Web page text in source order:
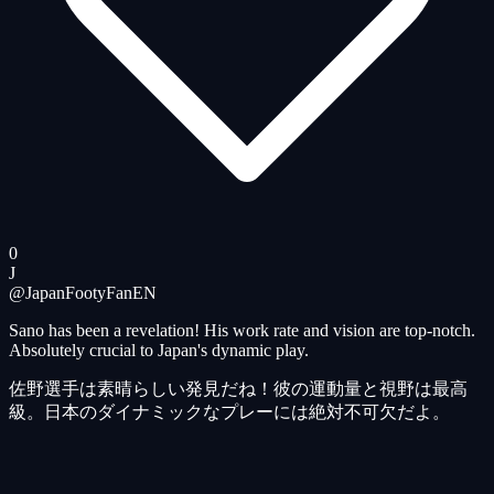
0
J
@JapanFootyFanEN
Sano has been a revelation! His work rate and vision are top-notch.
Absolutely crucial to Japan's dynamic play.
佐野選手は素晴らしい発見だね！彼の運動量と視野は最高
級。日本のダイナミックなプレーには絶対不可欠だよ。